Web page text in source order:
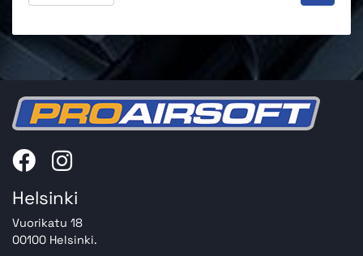
Helsinki
Vuorikatu 18
00100 Helsinki.